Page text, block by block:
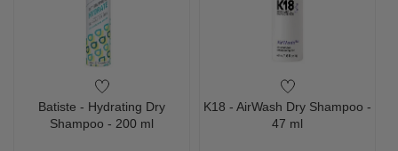
Batiste - Hydrating Dry
Shampoo - 200 ml
K18 - AirWash Dry Shampoo -
47 ml